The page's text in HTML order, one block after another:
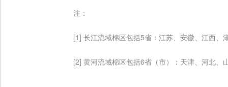
注：
[1] 长江流域棉区包括5省：江苏、安徽、江西、
[2] 黄河流域棉区包括6省（市）：天津、河北、